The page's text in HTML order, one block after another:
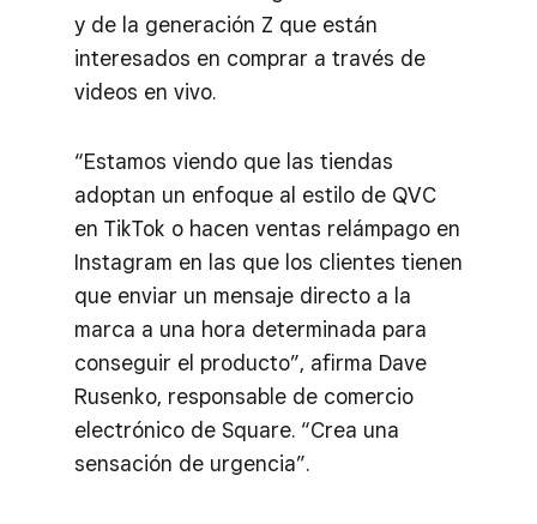
y de la generación Z que están
interesados en comprar a través de
videos en vivo.
“Estamos viendo que las tiendas
adoptan un enfoque al estilo de QVC
en TikTok o hacen ventas relámpago en
Instagram en las que los clientes tienen
que enviar un mensaje directo a la
marca a una hora determinada para
conseguir el producto”, afirma Dave
Rusenko, responsable de comercio
electrónico de Square. “Crea una
sensación de urgencia”.